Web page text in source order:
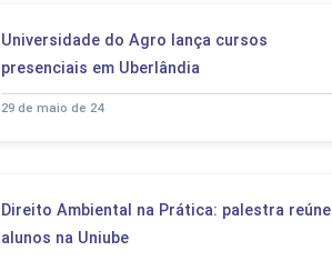
PROED
Universidade do Agro lança cursos
presenciais em Uberlândia
29 de maio de 24
Direito Ambiental na Prática: palestra reúne
alunos na Uniube